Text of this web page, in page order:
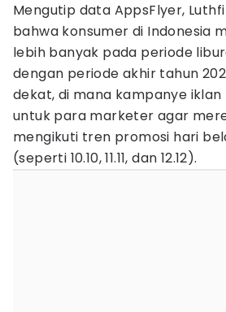
Mengutip data AppsFlyer,
bahwa konsumer di Indonesia
lebih banyak pada periode
dengan periode akhir tahun
dekat, di mana kampanye iklan
untuk para marketer agar
mengikuti tren promosi hari
(seperti 10.10, 11.11, dan 12.12).